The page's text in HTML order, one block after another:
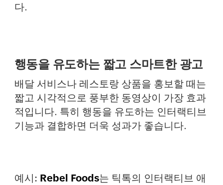
다.
행동을 유도하는 짧고 스마트한 광고
배달 서비스나 레스토랑 상품을 홍보할 때는
짧고 시각적으로 풍부한 동영상이 가장 효과
적입니다. 특히 행동을 유도하는 인터랙티브
기능과 결합하면 더욱 성과가 좋습니다.
예시: Rebel Foods는 틱톡의 인터랙티브 애